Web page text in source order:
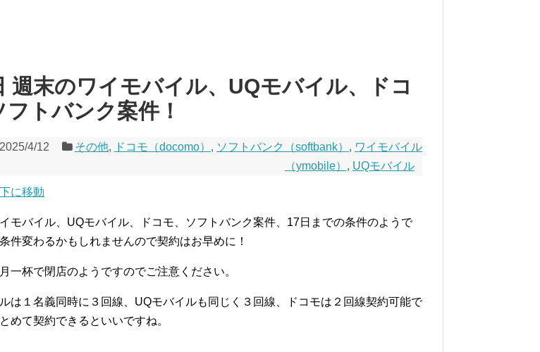
週末のワイモバイル、UQモバイル、ドコ
フトバンク案件！
2025/4/12 その他, ドコモ（docomo） , ソフトバンク（softbank） , ワイモバイル
（ymobile） , UQモバイル
に移動
モバイル、UQモバイル、ドコモ、ソフトバンク案件、17日までの条件のようで
件変わるかもしれませんので契約はお早めに！
一杯で閉店のようですのでご注意ください。
は１名義同時に３回線、UQモバイルも同じく３回線、ドコモは２回線契約可能で
めて契約できるといいですね。